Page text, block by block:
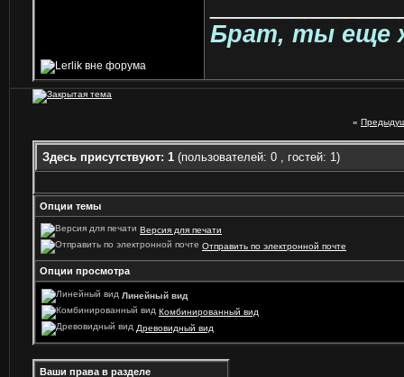
Брат, ты еще
«
Здесь присутствуют: 1 (пользователей: 0 , гостей: 1)
Опции темы
Версия для печати
Отправить по электронной почте
Опции просмотра
Линейный вид
Комбинированный вид
Древовидный вид
Ваши права в разделе